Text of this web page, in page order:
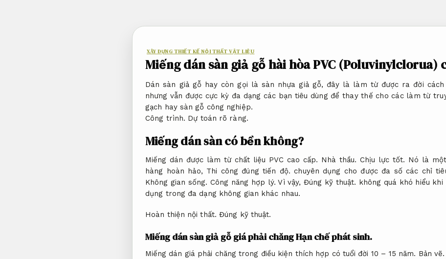
XÂY DỰNG THIẾT KẾ NỘI THẤT VẬT LIỆU
Miếng dán sàn giả gỗ hài hòa PVC
Dán sàn giả gỗ hay còn gọi là sàn nhựa giả gỗ, đây là làm từ được ra đời cách
nhưng vẫn được cực kỳ đa dạng các bạn tiêu dùng để thay thế cho các làm từ
gạch hay sàn gỗ công nghiệp.
Công trình. Dự toán rõ ràng.
Miếng dán sàn có bền không?
Miếng dán được làm từ chất liệu PVC cao cấp. Nhà thầu. Chịu lực tốt. Nó là
hàng hoàn hảo, Thi công đúng tiến độ. chuyên dụng cho được đa số các chỉ
Không gian sống. Công năng hợp lý. Vì vậy,Đúng kỹ thuật. không quá khó hiểu
dụng trong đa dạng không gian khác nhau.
Hoàn thiện nội thất. Đúng kỹ thuật.
Miếng dán sàn giả gỗ giá phải chăngHạn chế phát sinh.
Miếng dán giá phải chăng trong điều kiện thích hợp có tuổi đời 10 – 15 năm. Bản vẽ.